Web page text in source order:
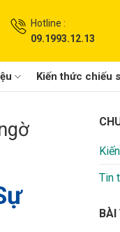
Hotline :
09.1993.12.13
Kiến thức chiếu
Tin
BÀI